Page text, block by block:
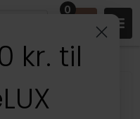
0
/Plakater med tekst
kr. til